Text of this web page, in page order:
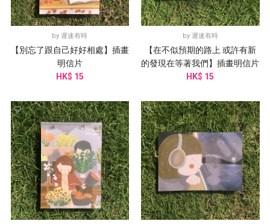
by遲速有時
【別忘了跟自己好好相處】插畫
明信片
HK$ 15
by 遲速有時
【在不似預期的路上 或許有新
的發現在等著我們】插畫明信片
HK$ 15